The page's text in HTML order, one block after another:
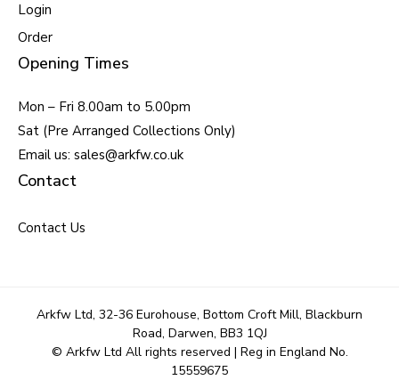
Login
Order
Opening Times
Mon – Fri 8.00am to 5.00pm
Sat (Pre Arranged Collections Only)
Email us: sales@arkfw.co.uk
Contact
Contact Us
Arkfw Ltd, 32-36 Eurohouse, Bottom Croft Mill, Blackburn
Road, Darwen, BB3 1QJ
© Arkfw Ltd All rights reserved | Reg in England No.
15559675